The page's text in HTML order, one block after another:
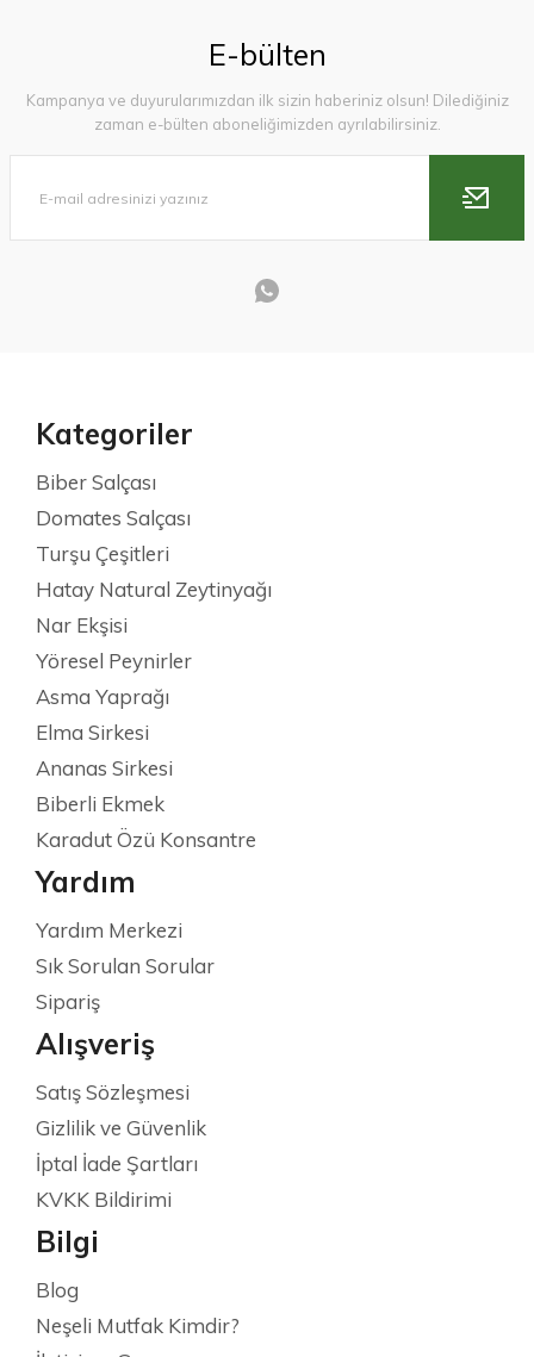
E-bülten
Kampanya ve duyurularımızdan ilk sizin haberiniz olsun! Dilediğiniz
zaman e-bülten aboneliğimizden ayrılabilirsiniz.
Kategoriler
Biber Salçası
Domates Salçası
Turşu Çeşitleri
Hatay Natural Zeytinyağı
Nar Ekşisi
Yöresel Peynirler
Asma Yaprağı
Elma Sirkesi
Ananas Sirkesi
Biberli Ekmek
Karadut Özü Konsantre
Yardım
Yardım Merkezi
Sık Sorulan Sorular
Sipariş
Alışveriş
Satış Sözleşmesi
Gizlilik ve Güvenlik
İptal İade Şartları
KVKK Bildirimi
Bilgi
Blog
Neşeli Mutfak Kimdir?